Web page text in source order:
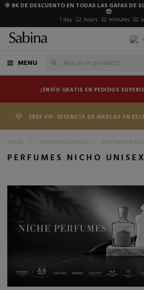
🌞 8€ DE DESCUENTO EN TODAS LAS GAFAS DE
😎
1 day 22 hours 32 minutes 50
MENU
¡ENVÍO GRATIS EN PEDIDOS
ERES VIP. DISFRUTA DE MARCAS EN
INICIO > PERFUMERÍA NICHO > PERFUMES
PERFUMES NICHO UNISEX